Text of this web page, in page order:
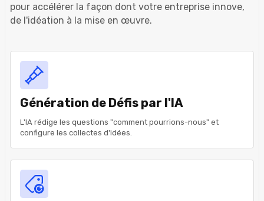
pour accélérer la façon dont votre entreprise innove,
de l'idéation à la mise en œuvre.
Génération de Défis par l'IA
L'IA rédige les questions "comment pourrions-nous" et
configure les collectes d'idées.